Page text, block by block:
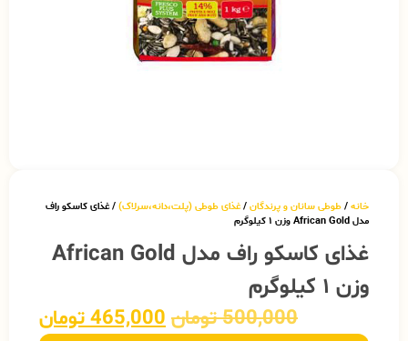
خانه / طوطی سانان و پرندگان /غذای طوطی (پلت،دانه،سرلاک) / غذای کاسکو راف
مدل African Gold وزن ۱ کیلوگرم
غذای کاسکو راف مدل African Gold
وزن ۱ کیلوگرم
500,000 تومان 465,000 تومان